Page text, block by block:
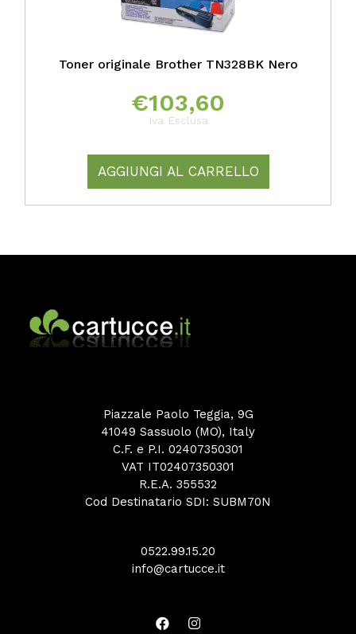
Toner originale Brother TN328BK Nero
€103,60
Iva Esclusa
AGGIUNGI AL CARRELLO
Piazzale Paolo Teggia, 9G
41049 Sassuolo (MO), Italy
C.F. e P.I. 02407350301
VAT IT02407350301
R.E.A. 355532
Cod Destinatario SDI: SUBM70N
0522.99.15.20
info@cartucce.it